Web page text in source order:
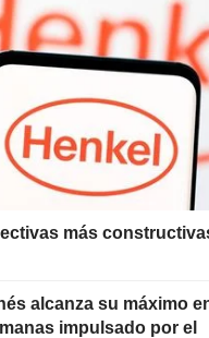
más
alcanza su máximo
impulsado por el